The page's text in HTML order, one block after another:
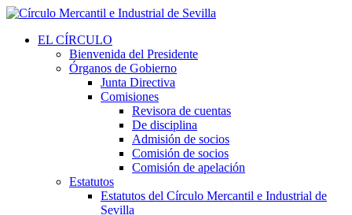
EL CÍRCULO
Bienvenida del Presidente
Órganos de Gobierno
Junta Directiva
Comisiones
Revisora de cuentas
De disciplina
Admisión de socios
Comisión de socios
Comisión de apelación
Estatutos
Estatutos del Círculo Mercantil e Industrial de
Sevilla